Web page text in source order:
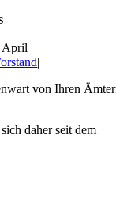
April
|
von Ihren
daher seit dem